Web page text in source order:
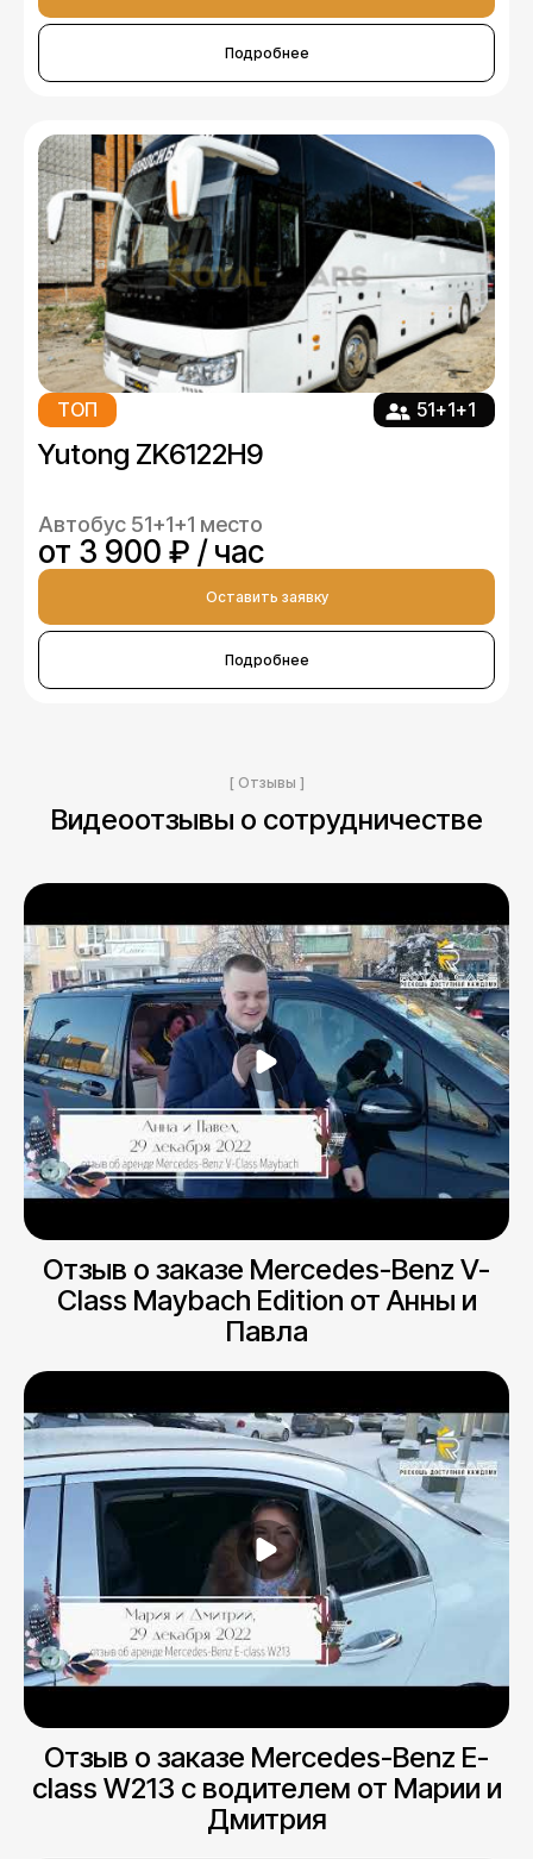
Подробнее
ТОП 51+1+1
Yutong ZK6122H9
Автобус 51+1+1 место
от 3 900 ₽ / час
Оставить заявку
Подробнее
[ Отзывы ]
Видеоотзывы о сотрудничестве
Отзыв о заказе Mercedes-Benz V-
Class Maybach Edition от Анны и
Павла
Отзыв о заказе Mercedes-Benz E-
class W213 с водителем от Марии и
Дмитрия